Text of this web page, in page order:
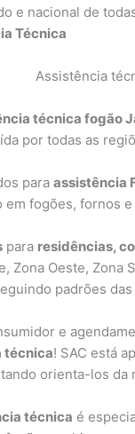
e nacional de
Técnica
técnica fogão
por todas as
para assistência
fogões, fornos
para residências,
Zona Oeste,
padrões
e
técnica! SAC está
orienta-los da
técnica é